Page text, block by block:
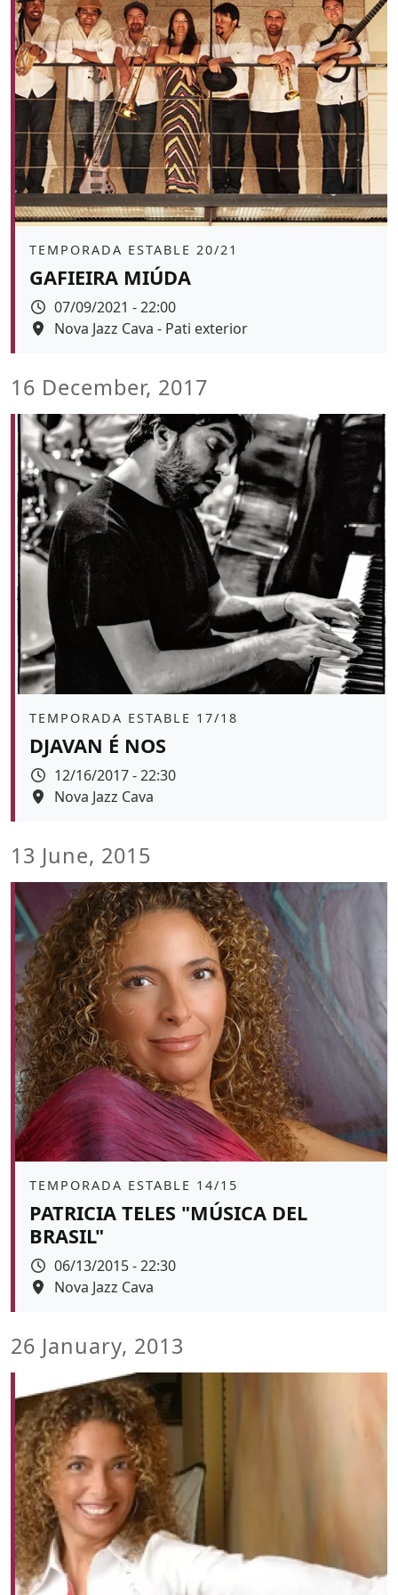
Àmbit
TEMPORADA ESTABLE 20/21
GAFIEIRA MIÚDA
Data
07/09/2021 - 22:00
Espai
Nova Jazz Cava - Pati exterior
16 December, 2017
Àmbit
TEMPORADA ESTABLE 17/18
DJAVAN É NOS
Data
12/16/2017 - 22:30
Espai
Nova Jazz Cava
13 June, 2015
Àmbit
TEMPORADA ESTABLE 14/15
PATRICIA TELES "MÚSICA DEL
BRASIL"
Data
06/13/2015 - 22:30
Espai
Nova Jazz Cava
26 January, 2013